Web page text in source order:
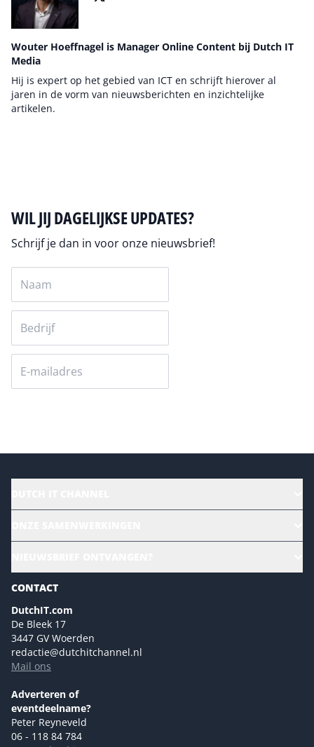
Wouter Hoeffnagel is Manager Online Content bij Dutch IT
Media
Hij is expert op het gebied van ICT en schrijft hierover al
jaren in de vorm van nieuwsberichten en inzichtelijke
artikelen.
WIL JIJ DAGELIJKSE UPDATES?
Schrijf je dan in voor onze nieuwsbrief!
Magazines
Marketingmogelijkheden 2026
Eventmogelijkheden 2026
Advertising opportunities 2026 ENG
Event opportunities 2026 ENG
NL Digital
Versturen
CONTACT
DutchIT.com
De Bleek 17
3447 GV Woerden
redactie@dutchitchannel.nl
Mail ons
Adverteren of
eventdeelname?
Peter Reyneveld
06 - 118 84 784